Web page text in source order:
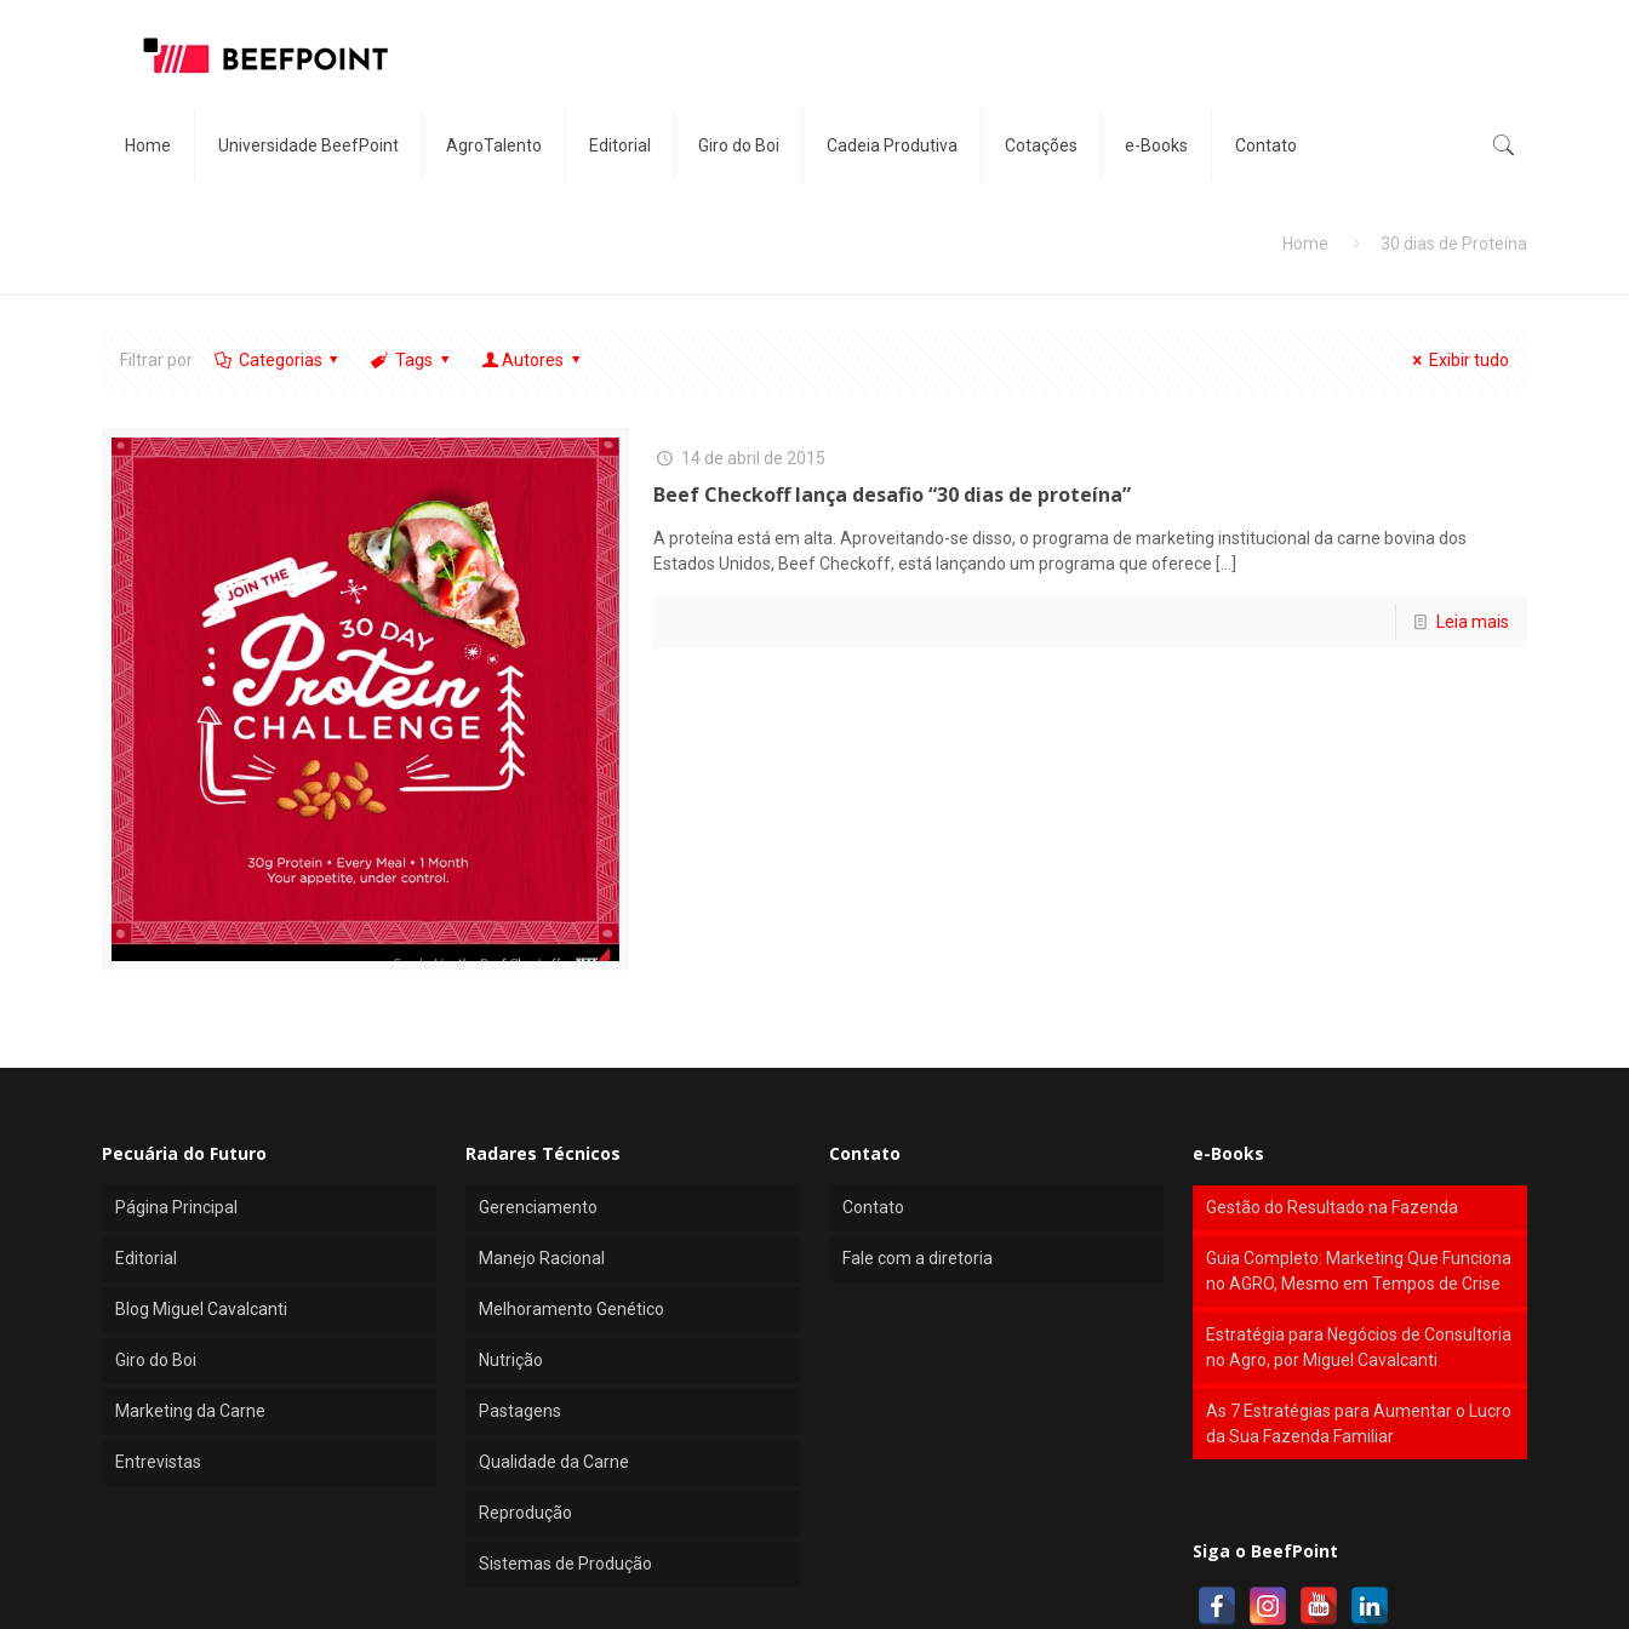
Home Universidade BeefPoint AgroTalento Editorial Giro do Boi Cadeia Produtiva Cotações e-Books Contato
Home 30 dias de Proteína
Filtrar por Categorias Tags Autores Exibir tudo
14 de abril de 2015
Beef Checkoff lança desafio “30 dias de proteína”
A proteína está em alta. Aproveitando-se disso, o programa de marketing institucional da carne bovina dos
Estados Unidos, Beef Checkoff, está lançando um programa que oferece
Leia mais
Pecuária do Futuro
Página Principal
Editorial
Blog Miguel Cavalcanti
Giro do Boi
Marketing da Carne
Entrevistas
Radares Técnicos
Gerenciamento
Manejo Racional
Melhoramento Genético
Nutrição
Pastagens
Qualidade da Carne
Reprodução
Sistemas de Produção
Contato
Contato
Fale com a diretoria
e-Books
Gestão do Resultado na Fazenda
Guia Completo: Marketing Que Funciona
no AGRO, Mesmo em Tempos de Crise
Estratégia para Negócios de Consultoria
no Agro, por Miguel Cavalcanti
As 7 Estratégias para Aumentar o Lucro
da Sua Fazenda Familiar
Siga o BeefPoint